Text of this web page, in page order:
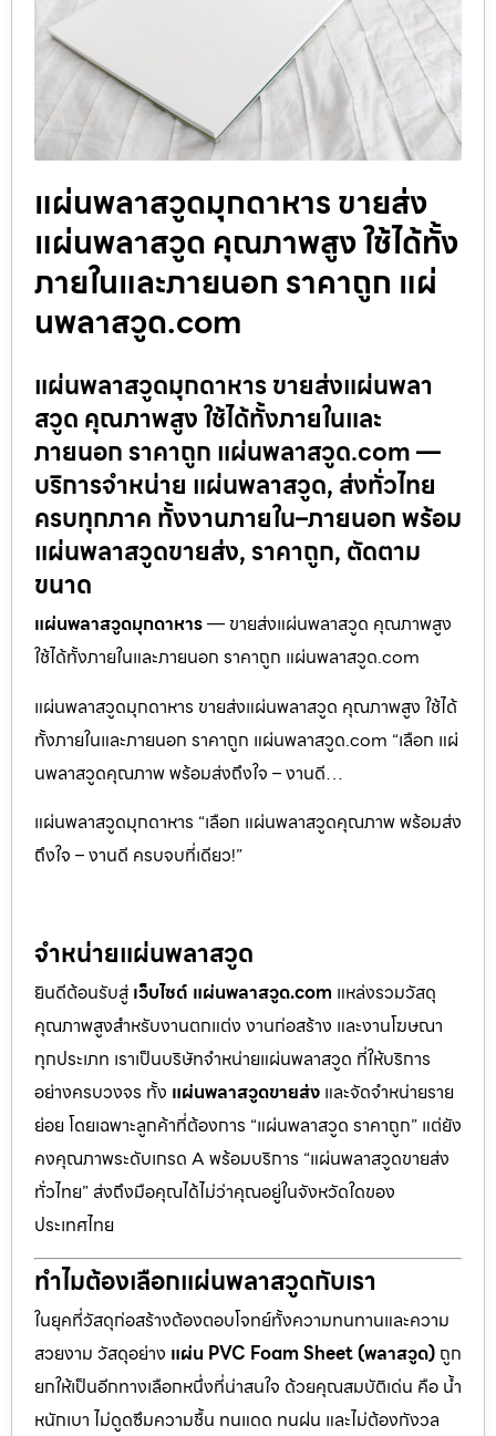
แผ่นพลาสวูดมุกดาหาร ขายส่ง
แผ่นพลาสวูด คุณภาพสูง ใช้ได้ทั้ง
ภายในและภายนอก ราคาถูก แผ่
นพลาสวูด.com
แผ่นพลาสวูดมุกดาหาร ขายส่งแผ่นพลา
สวูด คุณภาพสูง ใช้ได้ทั้งภายในและ
ภายนอก ราคาถูก แผ่นพลาสวูด.com —
บริการจำหน่าย แผ่นพลาสวูด, ส่งทั่วไทย
ครบทุกภาค ทั้งงานภายใน–ภายนอก พร้อม
แผ่นพลาสวูดขายส่ง, ราคาถูก, ตัดตาม
ขนาด
แผ่นพลาสวูดมุกดาหาร— ขายส่งแผ่นพลาสวูด คุณภาพสูง
ใช้ได้ทั้งภายในและภายนอก ราคาถูก แผ่นพลาสวูด.com
แผ่นพลาสวูดมุกดาหาร ขายส่งแผ่นพลาสวูด คุณภาพสูง ใช้ได้
ทั้งภายในและภายนอก ราคาถูก แผ่นพลาสวูด.com “เลือก แผ่
นพลาสวูดคุณภาพ พร้อมส่งถึงใจ – งานดี…
แผ่นพลาสวูดมุกดาหาร “เลือก แผ่นพลาสวูดคุณภาพ พร้อมส่ง
ถึงใจ – งานดี ครบจบที่เดียว!”
จำหน่ายแผ่นพลาสวูด
ยินดีต้อนรับสู่ เว็บไซต์ แผ่นพลาสวูด.com แหล่งรวมวัสดุ
คุณภาพสูงสำหรับงานตกแต่ง งานก่อสร้าง และงานโฆษณา
ทุกประเภท เราเป็นบริษัทจำหน่ายแผ่นพลาสวูด ที่ให้บริการ
อย่างครบวงจร ทั้ง แผ่นพลาสวูดขายส่ง และจัดจำหน่ายราย
ย่อย โดยเฉพาะลูกค้าที่ต้องการ “แผ่นพลาสวูด ราคาถูก” แต่ยัง
คงคุณภาพระดับเกรด A พร้อมบริการ “แผ่นพลาสวูดขายส่ง
ทั่วไทย” ส่งถึงมือคุณได้ไม่ว่าคุณอยู่ในจังหวัดใดของ
ประเทศไทย
ทำไมต้องเลือกแผ่นพลาสวูดกับเรา
ในยุคที่วัสดุก่อสร้างต้องตอบโจทย์ทั้งความทนทานและความ
สวยงาม วัสดุอย่าง แผ่น PVC Foam Sheet (พลาสวูด) ถูก
ยกให้เป็นอีกทางเลือกหนึ่งที่น่าสนใจ ด้วยคุณสมบัติเด่น คือ น้ำ
หนักเบา ไม่ดูดซึมความชื้น ทนแดด ทนฝน และไม่ต้องกังวล